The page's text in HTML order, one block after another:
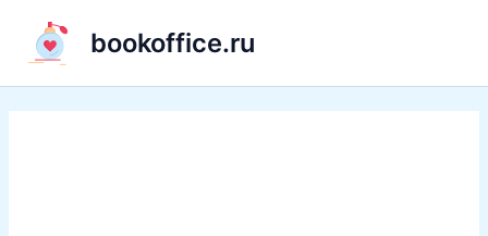
содержимому
bookoffice.ru